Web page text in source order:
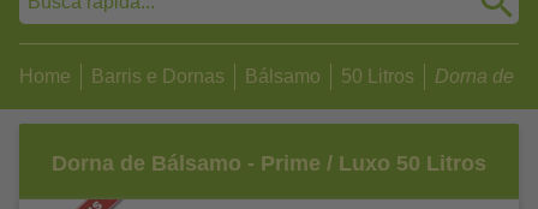
Home Barris e Dornas Bálsamo 50 Litros Dorna de
Dorna de Bálsamo - Prime / Luxo 50 Litros